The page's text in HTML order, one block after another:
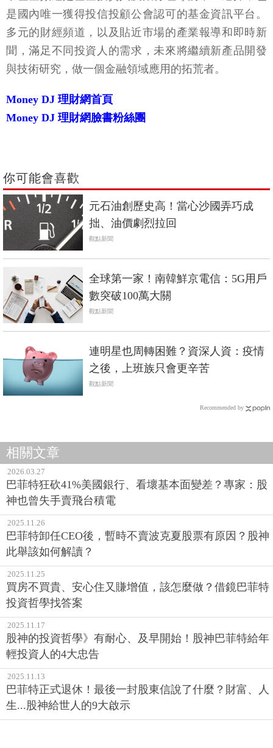
是國內唯一獲得投信投顧公會認可的基金資訊平台。
多元的財經頻道，以及貼近市場的產業報導和即時新
聞，滿足不同投資人的需求，未來將繼續新產品開發
與技術研究，做一個金融領域應用的拓荒者。
Money DJ 理財網首頁
Money DJ 理財網臉書粉絲團
你可能會喜歡
元石油創歷史高！當心沙國弄巧成
拙、油價劇烈拉回
觀點新聞
全球第一家！南韓鮮京電信：5G用戶
數突破100萬大關
觀點新聞
連明星也周轉困難？資深人資：疫情
之後，上班族只會更辛苦
觀點新聞
Recommended by
相關文章
2026.03.27
巴菲特狂砍41%美國銀行、看壞基本面變差？專家：股
神也曾失手賣飛台積電
2025.11.26
巴菲特卸任CEO後，暫時不賣波克夏股票有原因？股神
此舉該如何解讀？
2025.11.25
買房不買貴、安心住又賺增值，該怎麼做？借鏡巴菲特
投資哲學找答案
2025.11.17
股神的投資哲學》有耐心、及早開始！股神巴菲特給年
輕投資人的4大忠告
2025.11.13
巴菲特正式退休！最後一封股東信說了什麼？財富、人
生...股神給世人的9大啟示